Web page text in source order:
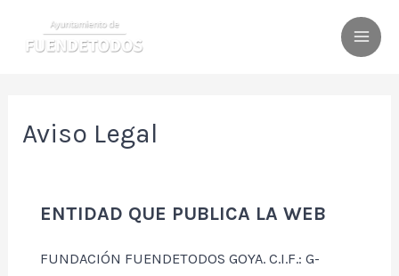
Aviso Legal
ENTIDAD QUE PUBLICA LA WEB
FUNDACIÓN FUENDETODOS GOYA. C.I.F.: G-